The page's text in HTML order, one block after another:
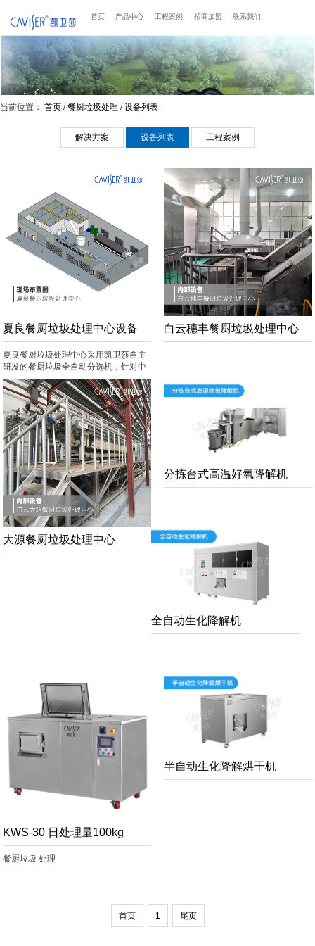
首页 产品中心 工程案例 招商加盟 联系我们
当前位置： 首页 /餐厨垃圾处理 /设备列表
解决方案 设备列表 工程案例
夏良餐厨垃圾处理中心设备
夏良餐厨垃圾处理中心采用凯卫莎自主
研发的餐厨垃圾全自动分选机，针对中
国特色餐厨垃圾自动快速分类分选，从
而真正实现了餐厨垃圾全自动分选、高
效降解
白云穗丰餐厨垃圾处理中心
大源餐厨垃圾处理中心
分拣台式高温好氧降解机
全自动生化降解机
半自动生化降解烘干机
KWS-30 日处理量100kg
餐厨垃圾 处理
首页 1 尾页